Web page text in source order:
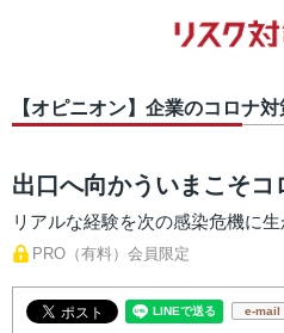
【オピニオン】企業のコロナ
出口へ向かういまこそコ
リアルな経験を次の感染危機に生
PRO（有料）会員限定
e-mail